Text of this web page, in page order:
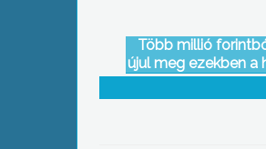
Több millió
újul meg ezekben a